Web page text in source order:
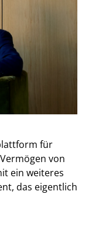
für
von
ein weiteres
das eigentlich